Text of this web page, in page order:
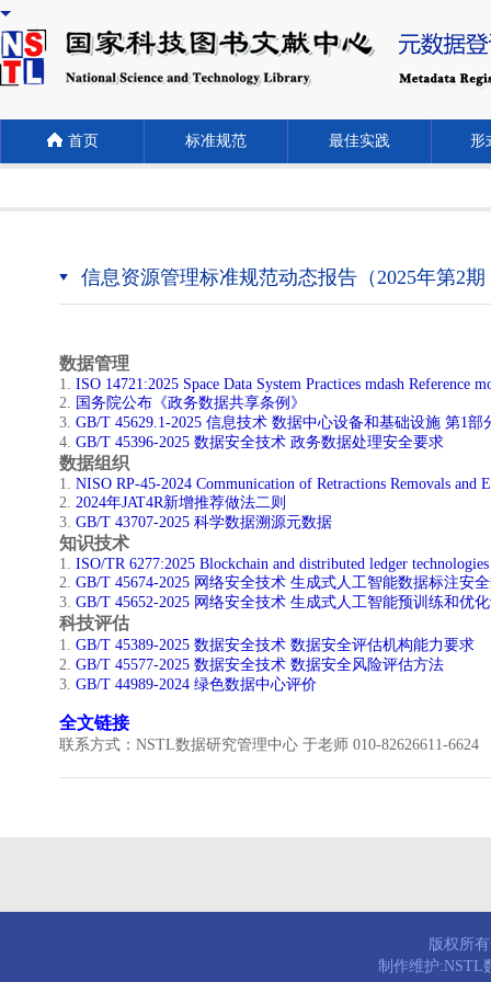
首页 标准规范 最佳实践 形
信息资源管理标准规范动态报告（2025年第2期
数据管理
​1. ISO 14721:2025 Space Data System Practices mdash Reference
2. 国务院公布《政务数据共享条例》
​3. GB/T 45629.1-2025 信息技术 数据中心设备和基础设施 第1部
4. GB/T 45396-2025 数据安全技术 政务数据处理安全要求
数据组织
1. NISO RP-45-2024 Communication of Retractions Removals and
2. 2024年JAT4R新增推荐做法二则
3. GB/T 43707-2025 科学数据溯源元数据
知识技术
​1. ISO/TR 6277:2025 Blockchain and distributed ledger
2. GB/T 45674-2025 网络安全技术 生成式人工智能数据标注安
3. GB/T 45652-2025 网络安全技术 生成式人工智能预训练和优
科技评估
​1. GB/T 45389-2025 数据安全技术 数据安全评估机构能力要求
2. GB/T 45577-2025 数据安全技术 数据安全风险评估方法
3. GB/T 44989-2024 绿色数据中心评价
全文链接
联系方式：NSTL数据研究管理中心 于老师 010-82626611-6624
版权所
制作维护:NSTL